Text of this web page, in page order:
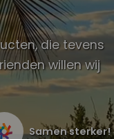
die tevens
willen wij
Samen sterker!